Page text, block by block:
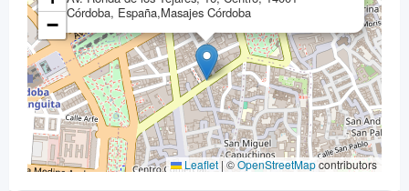
Córdoba, España,Masajes Córdoba
−
Leaflet | ©OpenStreetMapcontributors